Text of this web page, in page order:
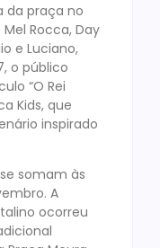
da praça no
Rocca, Day
e Luciano,
o público
“O Rei
Kids, que
inspirado
somam às
A
ocorreu